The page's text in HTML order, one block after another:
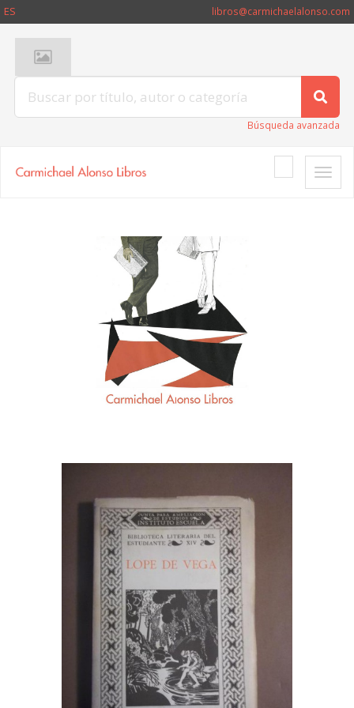
ES libros@carmichaelalonso.com
Búsqueda avanzada
Toggle